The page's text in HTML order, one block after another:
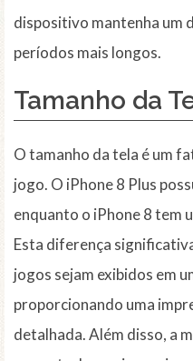
dispositivo mantenha um
períodos mais longos.
Tamanho da
O tamanho da tela é um
jogo. O iPhone 8 Plus
enquanto o iPhone 8 tem
Esta diferença
jogos sejam exibidos em
proporcionando uma
detalhada. Além disso, a